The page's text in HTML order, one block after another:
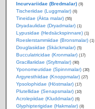
Incurvariidae (Bredmalar) (9)
Tischeriidae (Luggmalar) (6)
Tineidae (Äkta malar) (55)
Dryadaulidae (Dryadmalar) (1)
Lypusidae (Hedsäckspinnare) (1)
Roeslerstammiidae (Bronsmalar) (1)
Douglasiidae (Skäckmalar) (5)
Bucculatricidae (Kronmalar) (17)
Gracillariidae (Styltmalar) (90)
Yponomeutidae (Spinnmalar) (30)
Argyresthiidae (Knoppmalar) (27)
Ypsolophidae (Höstmalar) (17)
Plutellidae (Senapsmalar) (10)
Acrolepiidae (Kluddmalar) (6)
Glyphipterigidae (Hakmalar) (8)